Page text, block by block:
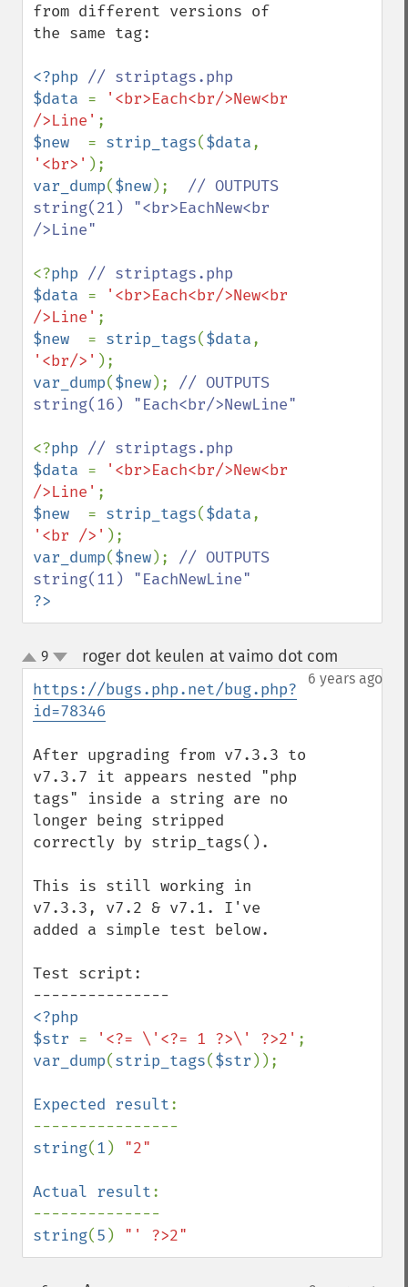
from different versions of
the same tag:
<?php
$data =
'<br>Each<br/>New<br
/>Line'
$new = strip_tags($data
'<br>'
var_dump($new); // OUTPUTS
string(21) "<br>EachNew<br
/>Line"
<?php
$data =
'<br>Each<br/>New<br
/>Line'
$new = strip_tags($data
'<br/>'
var_dump($new); // OUTPUTS
string(16) "Each<br/>NewLine"
<?php
$data =
'<br>Each<br/>New<br
/>Line'
$new = strip_tags($data
'<br />'
var_dump($new); // OUTPUTS
?>
up
down
9 roger dot keulen at vaimo dot com
6 years ago
https://bugs.php.net/bug.php?
id=78346
After upgrading from v7.3.3 to
v7.3.7 it appears nested "php
tags" inside a string are no
longer being stripped
correctly by strip_tags().
This is still working in
v7.3.3, v7.2 & v7.1. I've
added a simple test below.
Test script:
<?php
$str = '<?= \'<?= 1 ?>\' ?>2'
var_dump(strip_tags($str ));
Expected result:
string(1 ) "2"
Actual result:
string(5 ) "' ?>2"